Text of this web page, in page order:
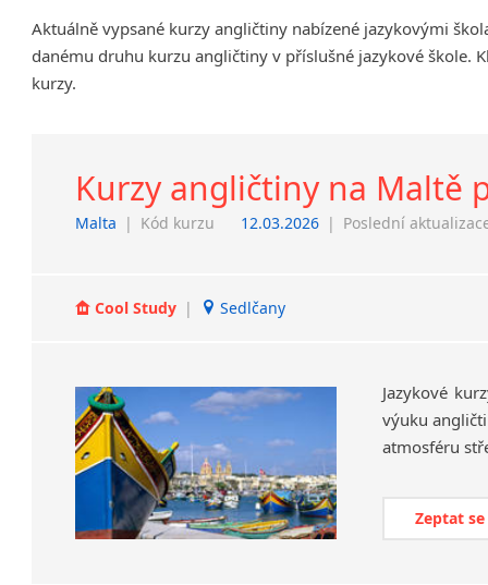
Chrudim
Děčín
Prostějov
Sedlčany
Aktuálně vypsané kurzy angličtiny nabízené jazykovými
danému druhu kurzu angličtiny v příslušné jazykové škole.
kurzy.
Kurzy angličtiny na Maltě
Malta | Kód kurzu 12.03.2026 | Poslední
Cool Study | Sedlčany
Jazykové
výuku
Zeptat